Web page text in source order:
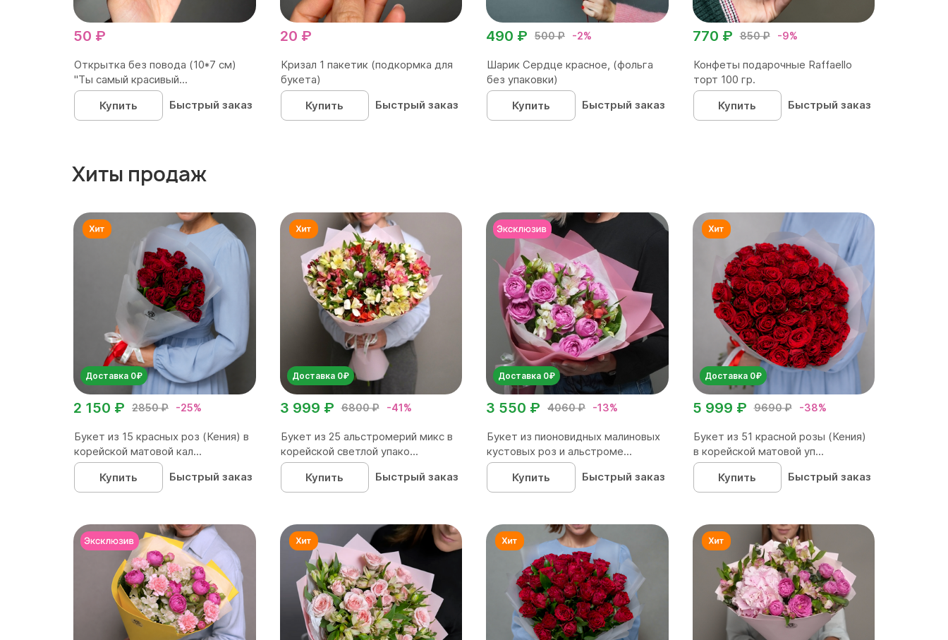
50 ₽
Открытка без повода (10*7 см)
"Ты самый красивый...
Купить
Быстрый заказ
20 ₽
Кризал 1 пакетик (подкормка для
букета)
Купить
Быстрый заказ
500 ₽ -2%
490 ₽
Шарик Сердце красное, (фольга
без упаковки)
Купить
Быстрый заказ
850 ₽ -9%
770 ₽
Конфеты подарочные Raffaello
торт 100 гр.
Купить
Быстрый заказ
Хиты продаж
Доставка 0₽
2850 ₽ -25%
2 150 ₽
Букет из 15 красных роз (Кения) в
корейской матовой кал...
Купить
Быстрый заказ
Доставка 0₽
6800 ₽ -41%
3 999 ₽
Букет из 25 альстромерий микс в
корейской светлой упако...
Купить
Быстрый заказ
Доставка 0₽
4060 ₽ -13%
3 550 ₽
Букет из пионовидных малиновых
кустовых роз и альстроме...
Купить
Быстрый заказ
Доставка 0₽
9690 ₽ -38%
5 999 ₽
Букет из 51 красной розы (Кения)
в корейской матовой уп...
Купить
Быстрый заказ